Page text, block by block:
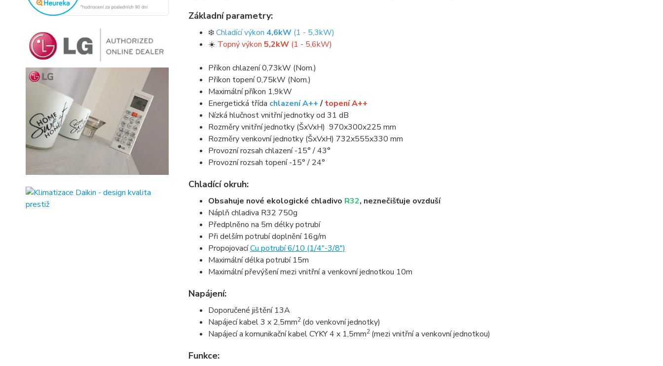
Základní parametry:
❄️Chladící výkon 4,6kW(1 - 5,3kW)
☀️ Topný výkon 5,2kW(1 - 5,6kW)
Příkon chlazení 0,73kW (Nom.)
Příkon topení 0,75kW (Nom.)
Maximální příkon 1,9kW
Energetická třída chlazení A++/topení A++
Nízká hlučnost vnitřní jednotky od 31 dB
Rozměry vnitřní jednotky (ŠxVxH) 970x300x225 mm
Rozměry venkovní jednotky (ŠxVxH) 732x555x330 mm
Provozní rozsah chlazení -15° / 43°
Provozní rozsah topení -15° / 24°
Chladící okruh:
Obsahuje nové ekologické chladivo R32, neznečišťuje ovzduší
Náplň chladiva R32 750g
Předplněno na 5m délky potrubí
Při delším potrubí doplnění 16g/m
PropojovacíCu potrubí 6/10 (1/4"-3/8")
Maximální délka potrubí 15m
Maximální převýšení mezi vnitřní a venkovní jednotkou 10m
Napájení:
Doporučené jištění 13A
Napájecí kabel 3 x 2,5mm2 (do venkovní jednotky)
Napájecí a komunikační kabel CYKY 4 x 1,5mm2 (mezi vnitřní a venkovní jednotkou)
Funkce: